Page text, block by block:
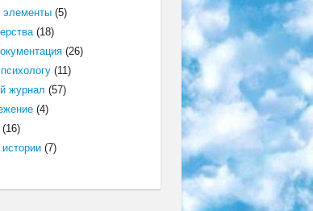
элементы(5)
(18)
(26)
(11)
журнал (57)
(4)
(7)